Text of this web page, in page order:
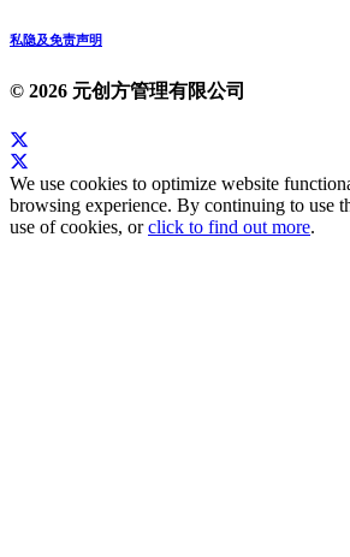
私隐及免责声明
© 2026 元创方管理有限公司
We use cookies to optimize website
browsing experience. By continuing to use
use of cookies, orclick to find out more.